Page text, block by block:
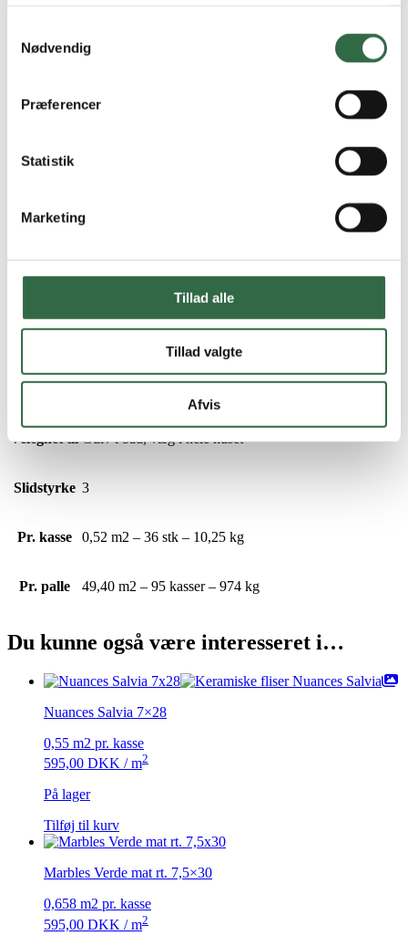
Nødvendig
Præferencer
Statistik
Marketing
Tillad alle
Tillad valgte
Afvis
Specifikationer
Kanter
Velegnet til Gulv i bad, væg i hele huset
Slidstyrke 3
Pr. kasse 0,52 m2 – 36 stk – 10,25 kg
Pr. palle 49,40 m2 – 95 kasser – 974 kg
Du kunne også være interesseret i…
Nuances Salvia 7×28
0,55 m2 pr. kasse
595,00 DKK / m2
På lager
Tilføj til kurv
Marbles Verde mat rt. 7,5×30
0,658 m2 pr. kasse
595,00 DKK / m2